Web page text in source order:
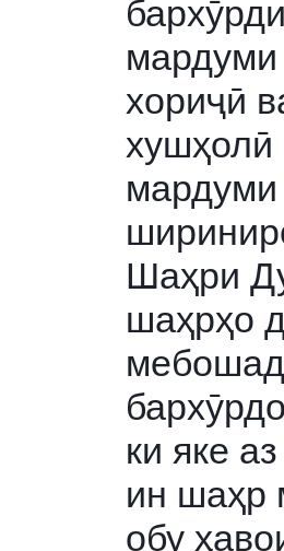
мардуми
хориҷӣ
хушҳолӣ
мардуми
Шаҳри
шаҳрҳо
ки яке
ин шаҳр
обу